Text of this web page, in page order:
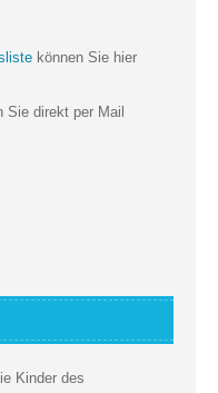
können Sie hier
Sie direkt per Mail
Kinder des